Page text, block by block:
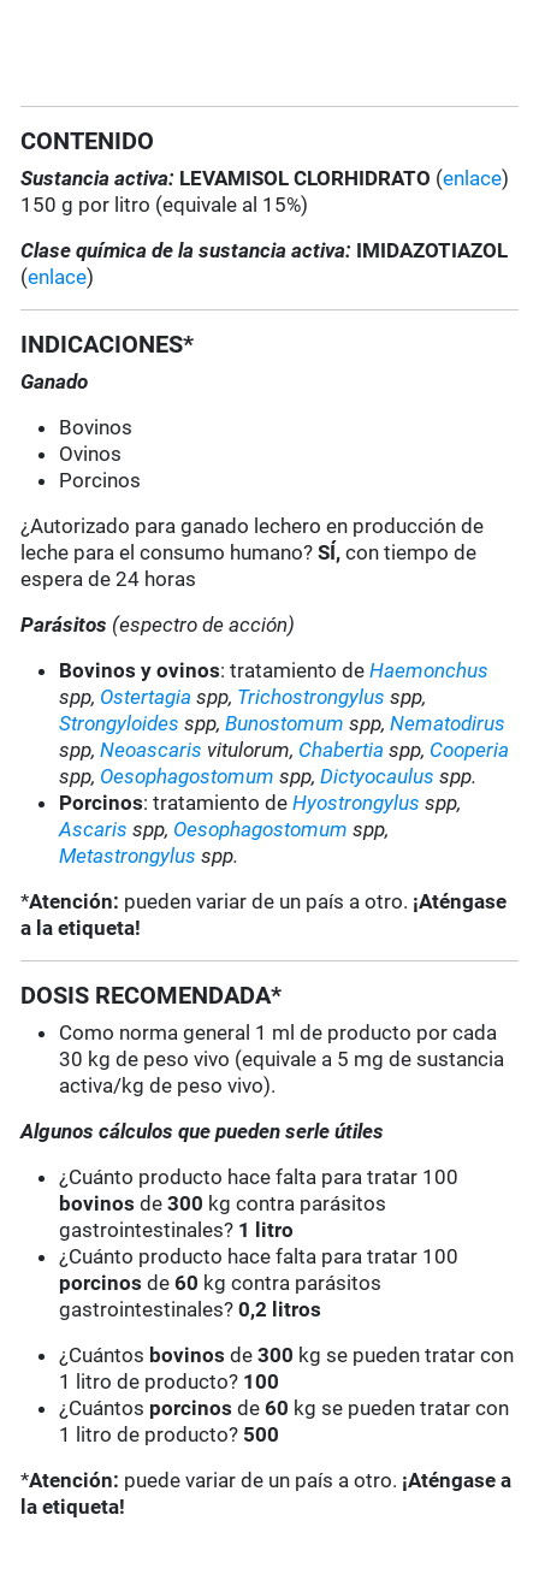
CONTENIDO
Sustancia activa: LEVAMISOL CLORHIDRATO (enlace)
150 g por litro (equivale al 15%)
Clase química de la sustancia activa: IMIDAZOTIAZOL
(enlace)
INDICACIONES*
Ganado
Bovinos
Ovinos
Porcinos
¿Autorizado para ganado lechero en producción de
leche para el consumo humano?SÍ,con tiempo de
espera de 24 horas
Parásitos (espectro de acción)
Bovinos y ovinos: tratamiento de Haemonchus
spp, Ostertagia spp, Trichostrongylus spp,
Strongyloides spp,Bunostomum spp,Nematodirus
spp,Neoascaris vitulorum, Chabertia spp, Cooperia
spp, Oesophagostomum spp,Dictyocaulus spp.
Porcinos: tratamiento deHyostrongylus spp,
Ascarisspp, Oesophagostomum spp,
Metastrongylus spp.
*Atención: pueden variar de un país a otro. ¡Aténgase
a la etiqueta!
DOSIS RECOMENDADA*
Como norma general 1 ml de producto por cada
30 kg de peso vivo (equivale a 5 mg de sustancia
activa/kg de peso vivo).
Algunos cálculos que pueden serle útiles
¿Cuánto producto hace falta para tratar 100
bovinos de300 kg contra parásitos
gastrointestinales? 1 litro
¿Cuánto producto hace falta para tratar 100
porcinos de60 kg contra parásitos
gastrointestinales? 0,2 litros
¿Cuántos bovinos de300 kg se pueden tratar con
1 litro de producto? 100
¿Cuántos porcinos de60 kg se pueden tratar con
1 litro de producto? 500
*Atención: puede variar de un país a otro. ¡Aténgase a
la etiqueta!